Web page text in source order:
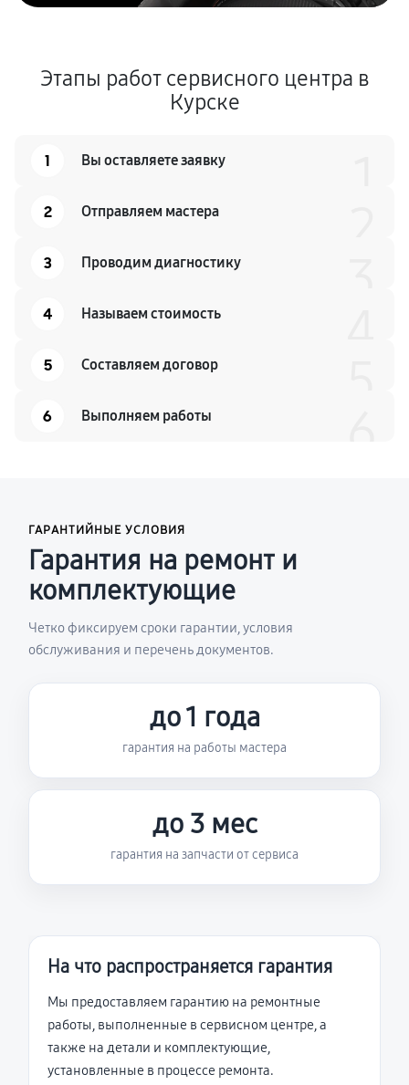
Этапы работ сервисного центра в
Курске
1 Вы оставляете заявку
2 Отправляем мастера
3 Проводим диагностику
4 Называем стоимость
5 Составляем договор
6 Выполняем работы
ГАРАНТИЙНЫЕ УСЛОВИЯ
Гарантия на ремонт и
комплектующие
Четко фиксируем сроки гарантии, условия
обслуживания и перечень документов.
до 1 года
гарантия на работы мастера
до 3 мес
гарантия на запчасти от сервиса
На что распространяется гарантия
Мы предоставляем гарантию на ремонтные
работы, выполненные в сервисном центре, а
также на детали и комплектующие,
установленные в процессе ремонта.